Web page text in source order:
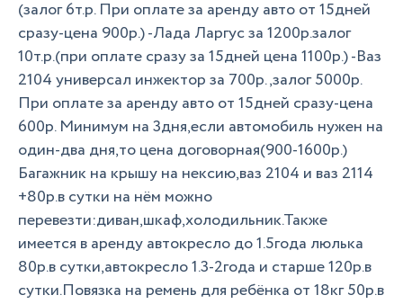
(залог 6т.р. При оплате за аренду авто от 15дней
сразу-цена 900р.) -Лада Ларгус за 1200р.залог
10т.р.(при оплате сразу за 15дней цена 1100р.) -Ваз
2104 универсал инжектор за 700р.,залог 5000р.
При оплате за аренду авто от 15дней сразу-цена
600р. Минимум на 3дня,если автомобиль нужен на
один-два дня,то цена договорная(900-1600р.)
Багажник на крышу на нексию,ваз 2104 и ваз 2114
+80р.в сутки на нём можно
перевезти:диван,шкаф,холодильник.Также
имеется в аренду автокресло до 1.5года люлька
80р.в сутки,автокресло 1.3-2года и старше 120р.в
сутки.Повязка на ремень для ребёнка от 18кг 50р.в